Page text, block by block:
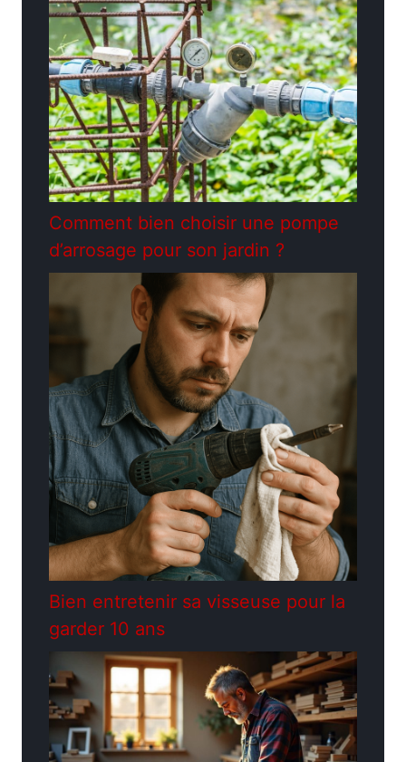
Comment bien choisir une pompe
d’arrosage pour son jardin ?
Bien entretenir sa visseuse pour la
garder 10 ans